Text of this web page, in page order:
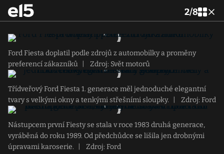
2/8
Ford Fiesta doplatil podle zdrojů z automobilky a proměny
preferencí zákazníků
Zdroj: Svět motorů
Třídveřový Ford Fiesta 1. generace měl jednoduché elegantní
tvary s velkými okny a tenkými střešními sloupky.
Zdroj: Ford
Nástupcem první Fiesty se stala v roce 1983 druhá generace,
vyráběná do roku 1989. Od předchůdce se lišila jen drobnými
úpravami karoserie.
Zdroj: Ford